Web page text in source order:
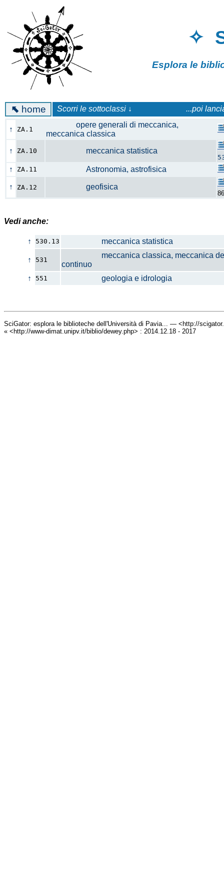
✧
Esplora le
⬉ home Scorri le sottoclassi ↓ ...poi
↑ ZA.1
opere generali di meccanica,
meccanica classica
↑
ZA.10 meccanica statistica
↑ ZA.11 Astronomia, astrofisica
↑ ZA.12 geofisica
86
Vedi anche:
↑ 530.13 meccanica statistica
↑ 531
meccanica classica, meccanica
continuo
↑
551 geologia e idrologia
SciGator: esplora le biblioteche dell'Università di Pavia... — <http://
« <http://www-dimat.unipv.it/biblio/dewey.php> : 2014.12.18 - 2017